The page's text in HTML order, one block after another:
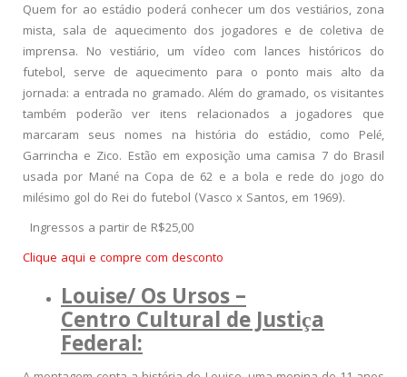
Quem for ao estádio poderá conhecer um dos vestiários, zona
mista, sala de aquecimento dos jogadores e de coletiva de
imprensa. No vestiário, um vídeo com lances históricos do
futebol, serve de aquecimento para o ponto mais alto da
jornada: a entrada no gramado. Além do gramado, os visitantes
também poderão ver itens relacionados a jogadores que
marcaram seus nomes na história do estádio, como Pelé,
Garrincha e Zico. Estão em exposição uma camisa 7 do Brasil
usada por Mané na Copa de 62 e a bola e rede do jogo do
milésimo gol do Rei do futebol (Vasco x Santos, em 1969).
Ingressos a partir de R$25,00
Clique aqui e compre com desconto
Louise/ Os Ursos –
Centro Cultural de Justiça
Federal: